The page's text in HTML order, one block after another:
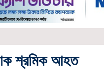
শ্রমিক আহত